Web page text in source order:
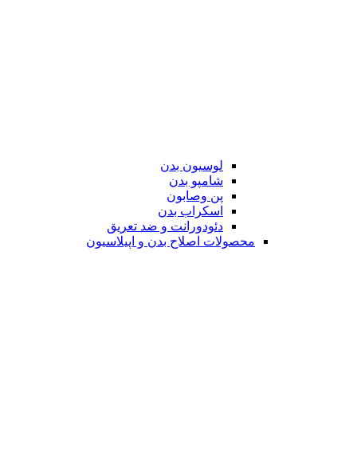
لوسیون بدن
شامپو بدن
پن وصابون
اسکراب بدن
دئودورانت و ضد تعریق
محصولات اصلاح بدن و اپیلاسیون